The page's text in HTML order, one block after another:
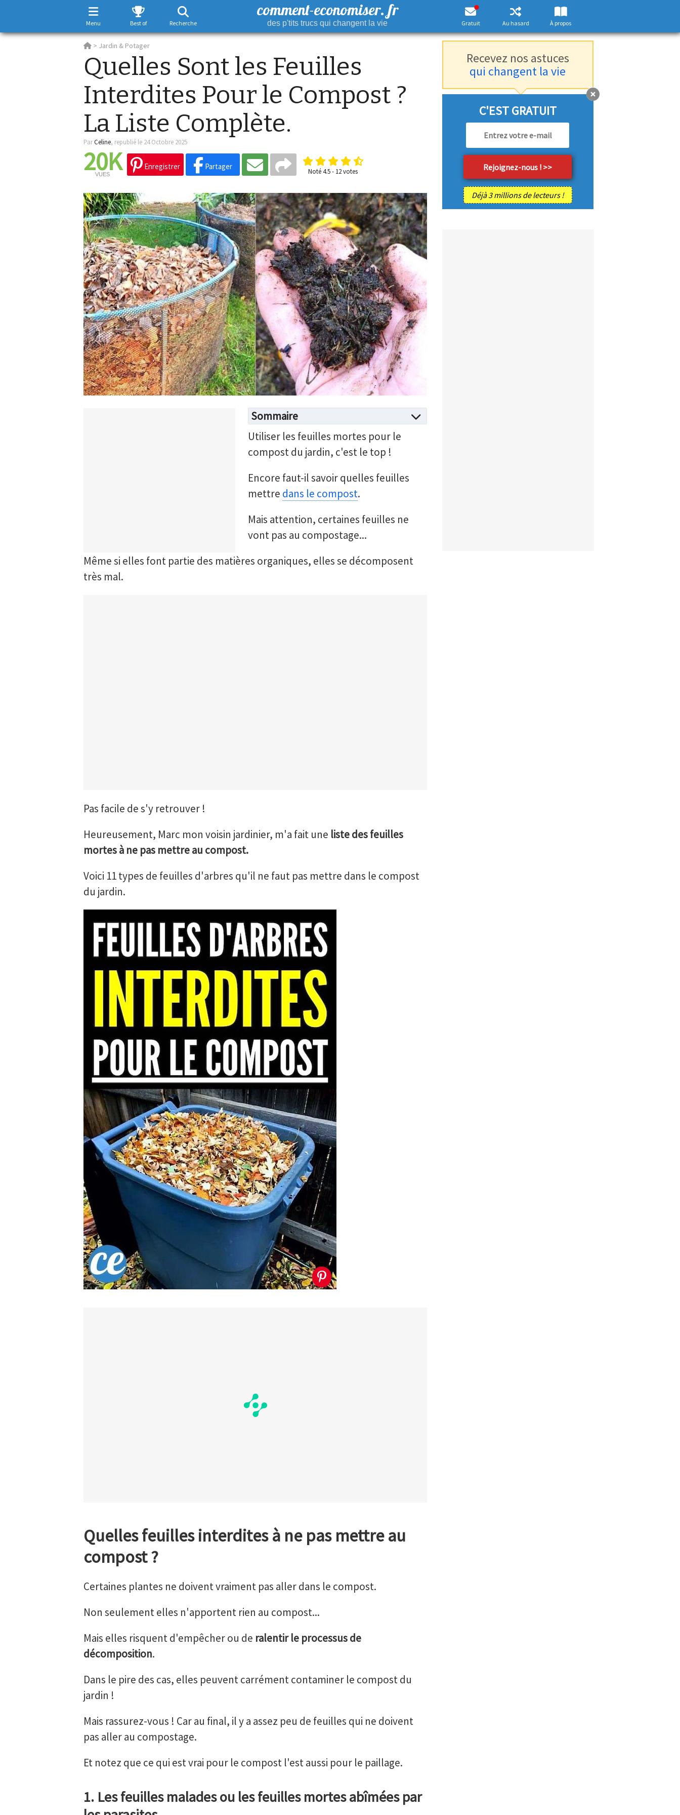
Menu Best of Recherche
comment-economiser. fr
des p'tits trucs qui changent la vie Gratuit Au hasard À propos
> Jardin & Potager
Quelles Sont les Feuilles
Interdites Pour le Compost ?
La Liste Complète.
ParCeline, republié le 24 Octobre 2025
20K
VUES
Enregistrer Partager
Noté4.5- 12votes
Sommaire
Utiliser les feuilles mortes pour le
compost du jardin, c'est le top !
Encore faut-il savoir quelles feuilles
mettre dans le compost.
Mais attention, certaines feuilles ne
vont pas au compostage...
Même si elles font partie des matières organiques, elles se décomposent
très mal.
Pas facile de s'y retrouver !
Heureusement, Marc mon voisin jardinier, m'a fait une liste des feuilles
mortes à ne pas mettre au compost.
Voici 11 types de feuilles d'arbres qu'il ne faut pas mettre dans le compost
du jardin.
Quelles feuilles interdites à ne pas mettre au
compost ?
Certaines plantes ne doivent vraiment pas aller dans le compost.
Non seulement elles n'apportent rien au compost...
Mais elles risquent d'empêcher ou de ralentir le processus de
décomposition.
Dans le pire des cas, elles peuvent carrément contaminer le compost du
jardin !
Mais rassurez-vous ! Car au final, il y a assez peu de feuilles qui ne doivent
pas aller au compostage.
Et notez que ce qui est vrai pour le compost l'est aussi pour le paillage.
1. Les feuilles malades ou les feuilles mortes abîmées par
Recevez nos astuces
qui changent la vie
C'EST GRATUIT
Déjà 3 millions de lecteurs !